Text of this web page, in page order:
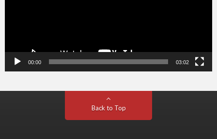
00:00 03:02
Back to Top